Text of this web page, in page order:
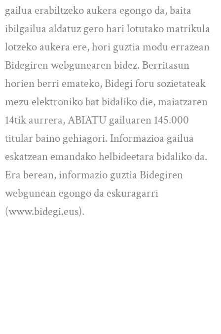
gailua erabiltzeko aukera egongo da, baita
ibilgailua aldatuz gero hari lotutako matrikula
lotzeko aukera ere, hori guztia modu errazean
Bidegiren webgunearen bidez. Berritasun
horien berri emateko, Bidegi foru sozietateak
mezu elektroniko bat bidaliko die, maiatzaren
14tik aurrera, ABIATU gailuaren 145.000
titular baino gehiagori. Informazioa gailua
eskatzean emandako helbideetara bidaliko da.
Era berean, informazio guztia Bidegiren
webgunean egongo da eskuragarri
(www.bidegi.eus).